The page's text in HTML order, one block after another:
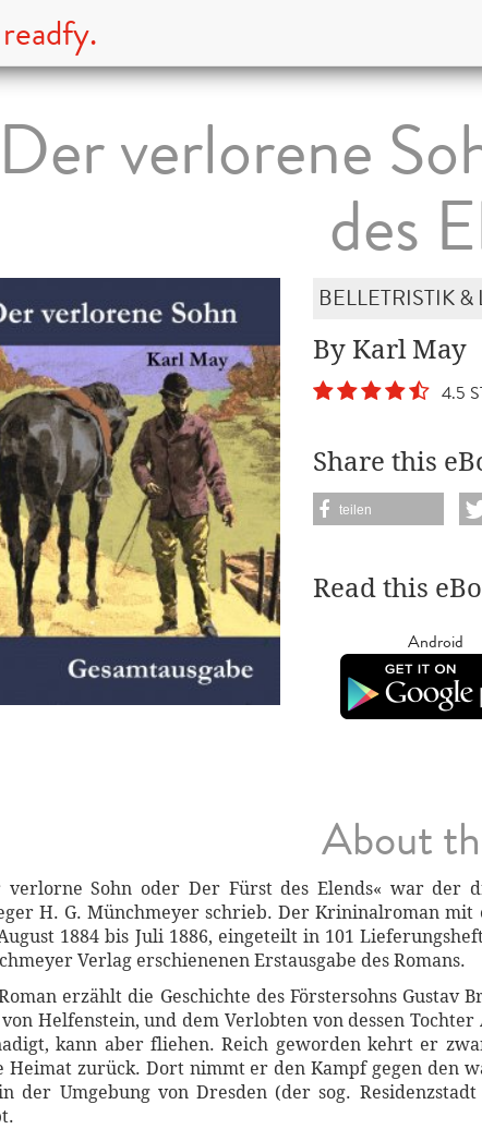
readfy.
Der verlorene
des
BELLETRISTIK &
By Karl May
4.5
Share this
teilen
Read this
Android
About
verlorne Sohn oder Der Fürst des Elends« war der
H. G. Münchmeyer schrieb. Der Krininalroman mit
1884 bis Juli 1886, eingeteilt in 101
Verlag erschienenen Erstausgabe des Romans.
erzählt die Geschichte des Förstersohns Gustav
Helfenstein, und dem Verlobten von dessen
kann aber fliehen. Reich geworden kehrt er
Heimat zurück. Dort nimmt er den Kampf gegen den
der Umgebung von Dresden (der sog.